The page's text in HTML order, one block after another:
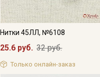
Нитки 45ЛЛ, №6108
25.6 руб. 32 руб.
Только онлайн-заказ